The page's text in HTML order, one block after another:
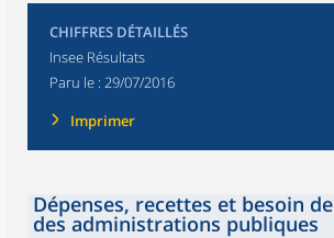
CHIFFRES DÉTAILLÉS
Insee Résultats
Paru le : 29/07/2016
Imprimer
Dépenses, recettes et besoin
des administrations publiques